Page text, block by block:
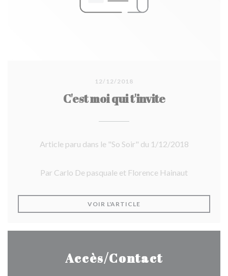
12/12/2018
C'est moi qui t'invite
Article paru dans le "So Soir" du 1/12/2018
Par Carlo De pasquale et Florence Hainaut
VOIR L'ARTICLE((OUVRE UNE NOUVELLE
Accès/Contact